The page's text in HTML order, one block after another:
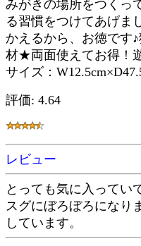
みがきの場所をつくっ
る習慣をつけてあげま
かえるから、お徳です
材★両面使えてお得！
サイズ：
評価: 4.64
レビュー
とっても気に入ってい
スグにぼろぼろになり
しています。